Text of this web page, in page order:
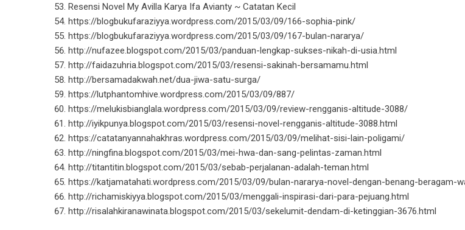
Resensi Novel My Avilla Karya Ifa Avianty ~ Catatan Kecil
https://blogbukufaraziyya.wordpress.com/2015/03/09/166-sophia-pink/
https://blogbukufaraziyya.wordpress.com/2015/03/09/167-bulan-nararya/
http://nufazee.blogspot.com/2015/03/panduan-lengkap-sukses-nikah-di-usia.html
http://faidazuhria.blogspot.com/2015/03/resensi-sakinah-bersamamu.html
http://bersamadakwah.net/dua-jiwa-satu-surga/
https://lutphantomhive.wordpress.com/2015/03/09/887/
https://melukisbianglala.wordpress.com/2015/03/09/review-rengganis-altitude-3088/
http://iyikpunya.blogspot.com/2015/03/resensi-novel-rengganis-altitude-3088.html
https://catatanyannahakhras.wordpress.com/2015/03/09/melihat-sisi-lain-poligami/
http://ningfina.blogspot.com/2015/03/mei-hwa-dan-sang-pelintas-zaman.html
http://titantitin.blogspot.com/2015/03/sebab-perjalanan-adalah-teman.html
https://katjamatahati.wordpress.com/2015/03/09/bulan-nararya-novel-dengan-benang-beragam-
http://richamiskiyya.blogspot.com/2015/03/menggali-inspirasi-dari-para-pejuang.html
http://risalahkiranawinata.blogspot.com/2015/03/sekelumit-dendam-di-ketinggian-3676.html